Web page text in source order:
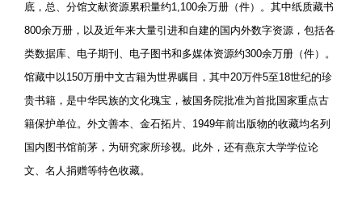
底，总、分馆文献资源累积量约1,100余万册（件）。其中纸质藏书
800余万册，以及近年来大量引进和自建的国内外数字资源，包括各
类数据库、电子期刊、电子图书和多媒体资源约300余万册（件）。
馆藏中以150万册中文古籍为世界瞩目，其中20万件5至18世纪的珍
贵书籍，是中华民族的文化瑰宝，被国务院批准为首批国家重点古
籍保护单位。外文善本、金石拓片、1949年前出版物的收藏均名列
国内图书馆前茅，为研究家所珍视。此外，还有燕京大学学位论
文、名人捐赠等特色收藏。